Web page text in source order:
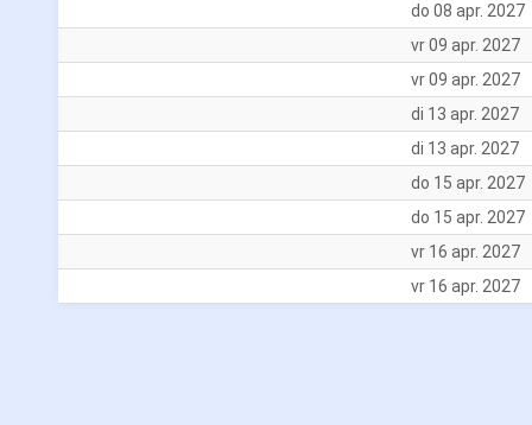
do 08 apr. 2027
vr 09 apr. 2027
vr 09 apr. 2027
di 13 apr. 2027
di 13 apr. 2027
do 15 apr. 2027
do 15 apr. 2027
vr 16 apr. 2027
vr 16 apr. 2027